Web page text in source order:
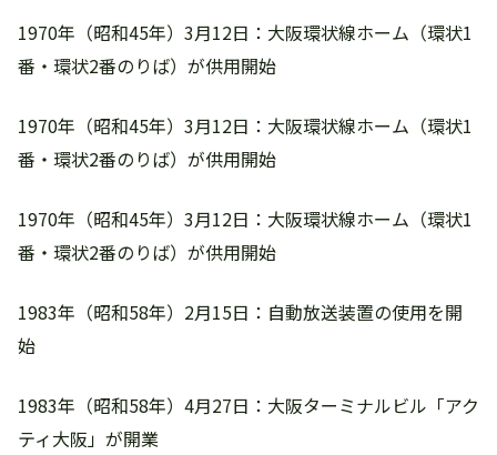
1970年（昭和45年）3月12日：大阪環状線ホーム（環状1
番・環状2番のりば）が供用開始
1970年（昭和45年）3月12日：大阪環状線ホーム（環状1
番・環状2番のりば）が供用開始
1970年（昭和45年）3月12日：大阪環状線ホーム（環状1
番・環状2番のりば）が供用開始
1983年（昭和58年）2月15日：自動放送装置の使用を開
始
1983年（昭和58年）4月27日：大阪ターミナルビル「アク
ティ大阪」が開業